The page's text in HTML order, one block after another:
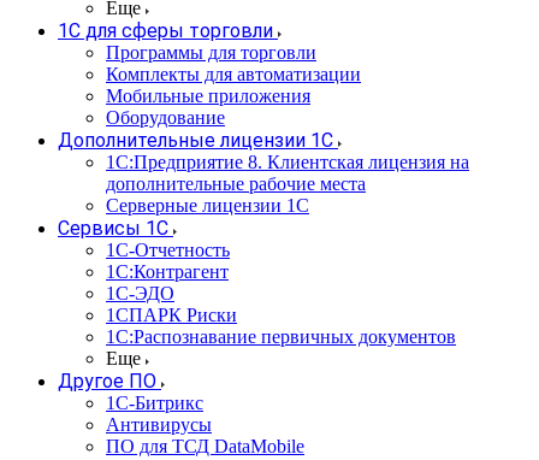
Еще
1С для сферы торговли
Программы для торговли
Комплекты для автоматизации
Мобильные приложения
Оборудование
Дополнительные лицензии 1С
1С:Предприятие 8. Клиентская лицензия на
дополнительные рабочие места
Серверные лицензии 1С
Сервисы 1С
1С-Отчетность
1С:Контрагент
1С-ЭДО
1СПАРК Риски
1С:Распознавание первичных документов
Еще
Другое ПО
1С-Битрикс
Антивирусы
ПО для ТСД DataMobile